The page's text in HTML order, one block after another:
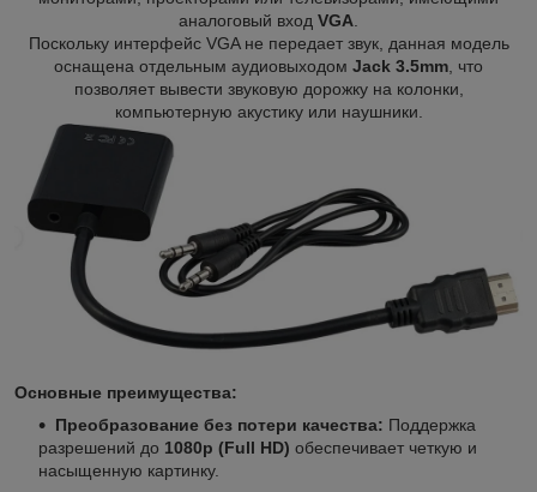
аналоговый вход VGA
Поскольку интерфейс VGA не передает звук, данная модель
оснащена отдельным аудиовыходом Jack 3.5mm , что
позволяет вывести звуковую дорожку на колонки,
компьютерную акустику или наушники.
Основные преимущества:
Преобразование без потери качества: Поддержка
разрешений до 1080p (Full HD) обеспечивает четкую и
насыщенную картинку.